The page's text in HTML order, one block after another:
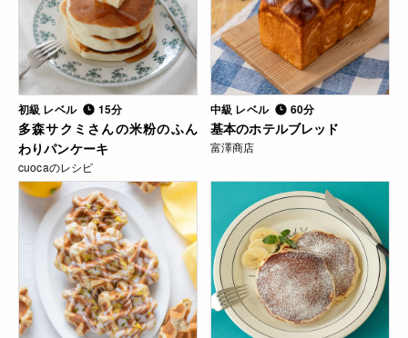
初級 レベル 15分
多森サクミさんの米粉のふん
わりパンケーキ
cuocaのレシピ
中級 レベル 60分
基本のホテルブレッド
富澤商店